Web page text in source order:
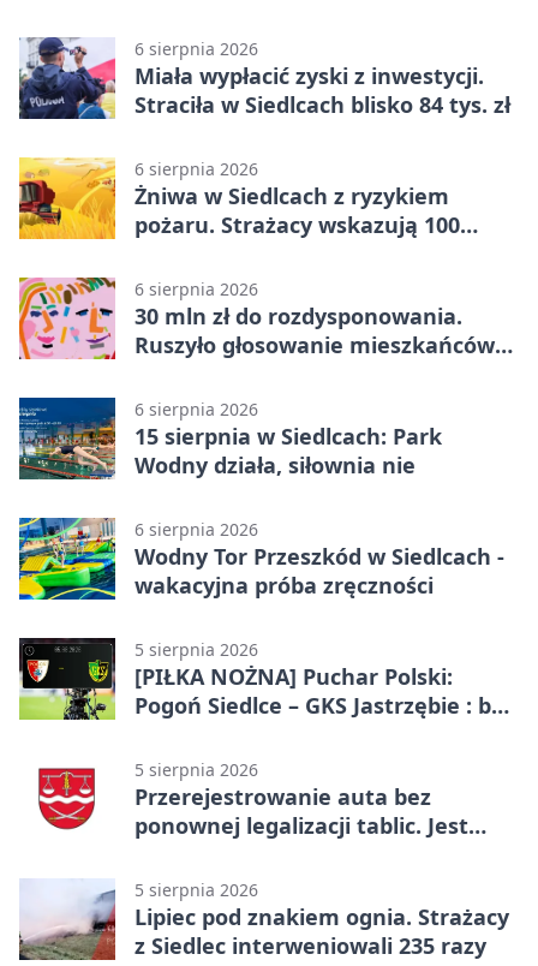
6 sierpnia 2026
Miała wypłacić zyski z inwestycji.
Straciła w Siedlcach blisko 84 tys. zł
6 sierpnia 2026
Żniwa w Siedlcach z ryzykiem
pożaru. Strażacy wskazują 100
6 sierpnia 2026
30 mln zł do rozdysponowania.
Ruszyło głosowanie mieszkańców
6 sierpnia 2026
15 sierpnia w Siedlcach: Park
Wodny działa, siłownia nie
6 sierpnia 2026
Wodny Tor Przeszkód w Siedlcach -
wakacyjna próba zręczności
5 sierpnia 2026
[PIŁKA NOŻNA] Puchar Polski:
Pogoń Siedlce – GKS Jastrzębie : bez
5 sierpnia 2026
Przerejestrowanie auta bez
ponownej legalizacji tablic. Jest
5 sierpnia 2026
Lipiec pod znakiem ognia. Strażacy
z Siedlec interweniowali 235 razy